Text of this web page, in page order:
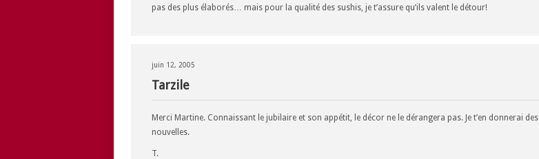
pas des plus élaborés… mais pour la qualité des sushis, je t’assure qu’ils valent le détour!
juin 12, 2005
Tarzile
Merci Martine. Connaissant le jubilaire et son appétit, le décor ne le dérangera pas. Je t’en donnerai des
nouvelles.
T.